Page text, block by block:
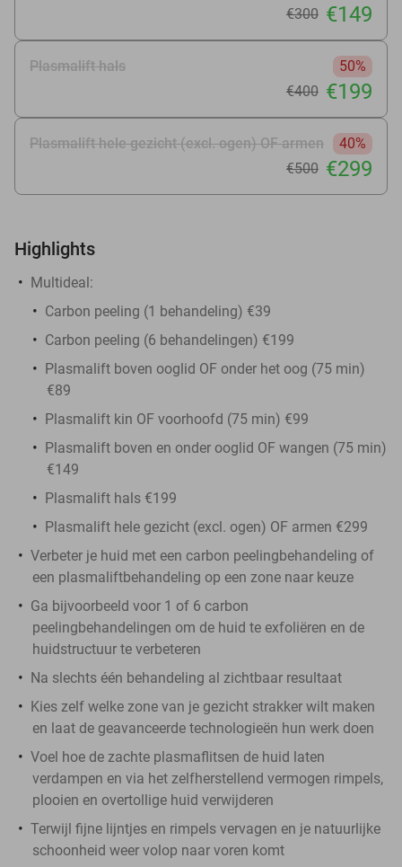
€300 €149
Plasmalift hals
50%
€400 €199
Plasmalift hele gezicht (excl. ogen) OF armen
40%
€500 €299
Highlights
Multideal:
Carbon peeling (1 behandeling) €39
Carbon peeling (6 behandelingen) €199
Plasmalift boven ooglid OF onder het oog (75 min)
€89
Plasmalift kin OF voorhoofd (75 min) €99
Plasmalift boven en onder ooglid OF wangen (75 min)
€149
Plasmalift hals €199
Plasmalift hele gezicht (excl. ogen) OF armen €299
Verbeter je huid met een carbon peelingbehandeling of
een plasmaliftbehandeling op een zone naar keuze
Ga bijvoorbeeld voor 1 of 6 carbon
peelingbehandelingen om de huid te exfoliëren en de
huidstructuur te verbeteren
Na slechts één behandeling al zichtbaar resultaat
Kies zelf welke zone van je gezicht strakker wilt maken
en laat de geavanceerde technologieën hun werk doen
Voel hoe de zachte plasmaflitsen de huid laten
verdampen en via het zelfherstellend vermogen rimpels,
plooien en overtollige huid verwijderen
Terwijl fijne lijntjes en rimpels vervagen en je natuurlijke
schoonheid weer volop naar voren komt